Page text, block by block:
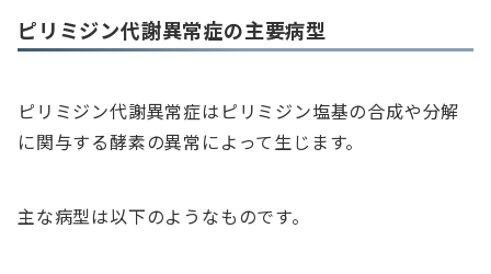
ピリミジン代謝異常症の主要病型
ピリミジン代謝異常症はピリミジン塩基の合成や分解
に関与する酵素の異常によって生じます。
主な病型は以下のようなものです。